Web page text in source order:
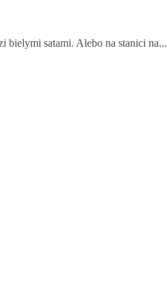
bielymi satami. Alebo na stanici na...